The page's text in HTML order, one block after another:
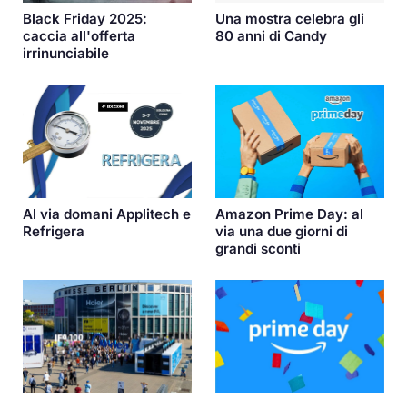
Black Friday 2025:
caccia all'offerta
irrinunciabile
Una mostra celebra gli
80 anni di Candy
Al via domani Applitech e
Refrigera
Amazon Prime Day: al
via una due giorni di
grandi sconti